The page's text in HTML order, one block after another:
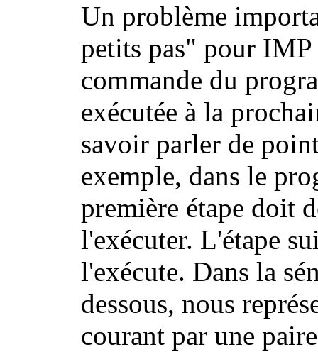
Un problème
petits pas" pour IMP
commande du
exécutée à la
savoir parler de
exemple, dans le
première étape doit
l'exécuter. L'étape
l'exécute. Dans la
dessous, nous
courant par une